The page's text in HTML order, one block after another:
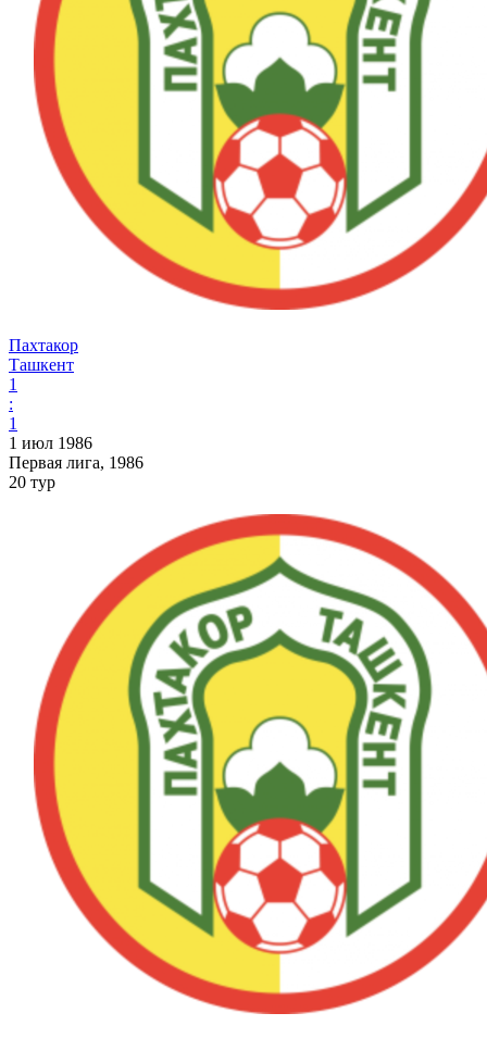
Пахтакор
Ташкент
1
:
1
1 июл 1986
Первая лига, 1986
20 тур